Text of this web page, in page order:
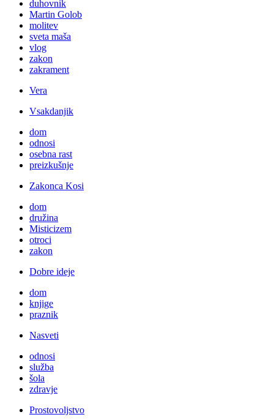
duhovnik
Martin Golob
molitev
sveta maša
vlog
zakon
zakrament
Vera
Vsakdanjik
dom
odnosi
osebna rast
preizkušnje
Zakonca Kosi
dom
družina
Misticizem
otroci
zakon
Dobre ideje
dom
knjige
praznik
Nasveti
odnosi
služba
šola
zdravje
Prostovoljstvo